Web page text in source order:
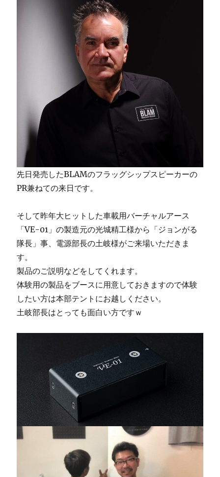
先日発売したBLAMのフラッグシップスピーカーの
PR兼ねての来日です。
そして昨年大ヒットした車載用バーチャルアース
「VE-01」の製造元の光城精工様から「ジョンがる
隊長」事、電源部長の土岐様がご来場いただきま
す。
製品のご説明などをしてくれます。
体験用の製品をブースに用意しておきますので体験
したい方は本部テントにお越しください。
土岐部長はとっても面白い方ですｗ